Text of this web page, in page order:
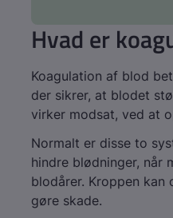
Hvad er
Koagulation af blod
der sikrer, at blodet
virker modsat, ved at
Normalt er disse to
hindre blødninger, når
blodårer. Kroppen
gøre skade.